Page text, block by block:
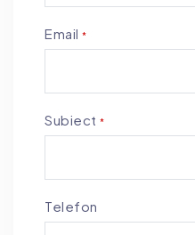
Email*
Subiect*
Telefon